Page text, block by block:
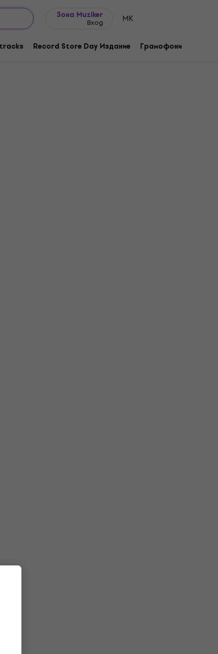
Зона Muziker
Вход MK
Record Store Day Издание Грамофони